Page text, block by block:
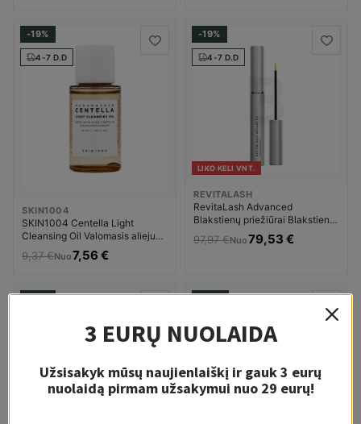
-19%
4-7 D.D
SKIN1004
SKIN1004 Centella Light
Cleansing Oil Valomasis aliejus
Aliejinis veido prausiklis
Moterims
9,37 €Nuo7,56 €
-19%
4-7 D.D
LIKO KELI VNT.
REVITALASH
RevitaLash Advanced
Blakstienų priežiūrai Blakstienų
ir antakių serumai Moterims
97,97 €Nuo79,53 €
-18% -29%
3 EURŲ NUOLAIDA
Užsisakyk mūsų naujienlaiškį ir gauk 3 eurų
nuolaidą pirmam užsakymui nuo 29 eurų!